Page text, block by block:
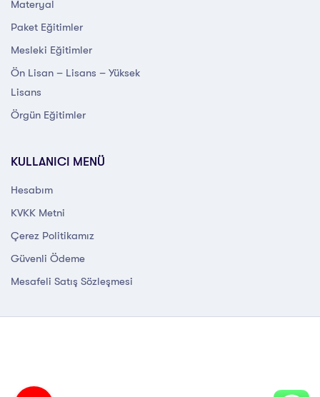
Materyal
Paket Eğitimler
Mesleki Eğitimler
Ön Lisan – Lisans – Yüksek
Lisans
Örgün Eğitimler
KULLANICI MENÜ
Hesabım
KVKK Metni
Çerez Politikamız
Güvenli Ödeme
Mesafeli Satış Sözleşmesi